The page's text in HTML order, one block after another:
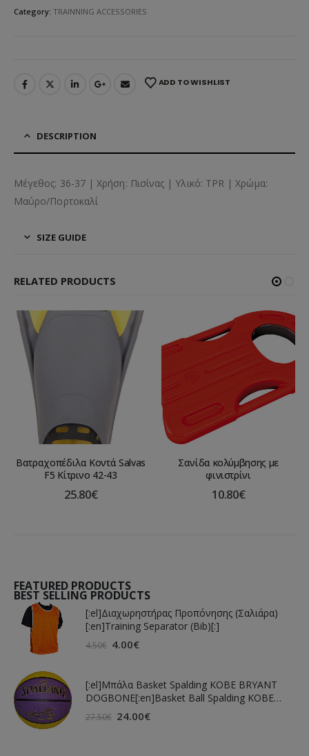
Category: TRAINNING ACCESSORIES
ADD TO WISHLIST
DESCRIPTION
Μέγεθος: 36-37 | Χρήση: Πισίνας | Υλικό: TPR | Χρώμα:
Μαύρο/Πορτοκαλί
SIZE GUIDE
RELATED PRODUCTS
Βατραχοπέδιλα Κοντά Salvas
F5 Κίτρινο 42-43
25.80€
Σανίδα κολύμβησης με
φινιστρίνι
10.80€
FEATURED PRODUCTS
BEST SELLING PRODUCTS
[:el]Διαχωρηστήρας Προπόνησης (Σαλιάρα)
[:en]Training Separator (Bib)[:]
4.50€ 4.00€
[:el]Μπάλα Basket Spalding KOBE BRYANT
DOGBONE[:en]Basket Ball Spalding KOBE
BRYANT DOGBONE[:]
27.50€ 24.00€